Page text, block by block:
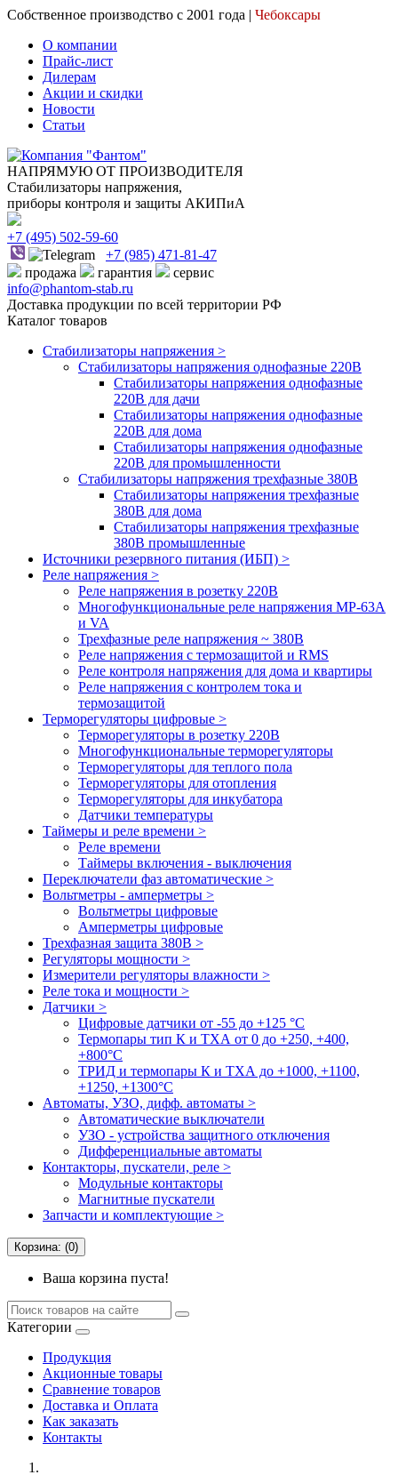
Собственное производство с 2001 года | Чебоксары
О компании
Прайс-лист
Дилерам
Акции и скидки
Новости
Статьи
НАПРЯМУЮ ОТ ПРОИЗВОДИТЕЛЯ
Стабилизаторы напряжения,
приборы контроля и защиты АКИПиА
+7 (495) 502-59-60
+7 (985) 471-81-47
продажа
гарантия
сервис
info@phantom-stab.ru
Доставка продукции по всей территории РФ
Каталог товаров
Стабилизаторы напряжения >
Cтабилизаторы напряжения однофазные 220В
Стабилизаторы напряжения однофазные
220В для дачи
Стабилизаторы напряжения однофазные
220В для дома
Стабилизаторы напряжения однофазные
220В для промышленности
Стабилизаторы напряжения трехфазные 380В
Cтабилизаторы напряжения трехфазные
380В для дома
Стабилизаторы напряжения трехфазные
380В промышленные
Источники резервного питания (ИБП) >
Реле напряжения >
Реле напряжения в розетку 220В
Многофункциональные реле напряжения МР-63А
и VA
Трехфазные реле напряжения ~ 380В
Реле напряжения с термозащитой и RMS
Реле контроля напряжения для дома и квартиры
Реле напряжения с контролем тока и
термозащитой
Терморегуляторы цифровые >
Терморегуляторы в розетку 220В
Многофункциональные терморегуляторы
Терморегуляторы для теплого пола
Терморегуляторы для отопления
Терморегуляторы для инкубатора
Датчики температуры
Таймеры и реле времени >
Реле времени
Таймеры включения - выключения
Переключатели фаз автоматические >
Вольтметры - амперметры >
Вольтметры цифровые
Амперметры цифровые
Трехфазная защита 380В >
Регуляторы мощности >
Измерители регуляторы влажности >
Реле тока и мощности >
Датчики >
Цифровые датчики от -55 до +125 °С
Термопары тип К и ТХА от 0 до +250, +400,
+800°C
ТРИД и термопары К и ТХА до +1000, +1100,
+1250, +1300°C
Автоматы, УЗО, дифф. автоматы >
Автоматические выключатели
УЗО - устройства защитного отключения
Дифференциальные автоматы
Контакторы, пускатели, реле >
Модульные контакторы
Магнитные пускатели
Запчасти и комплектующие >
Корзина: (0)
Ваша корзина пуста!
Категории
Продукция
Акционные товары
Сравнение товаров
Доставка и Оплата
Как заказать
Контакты